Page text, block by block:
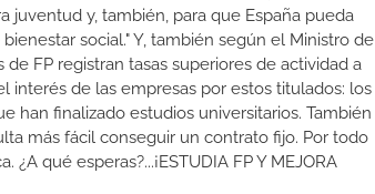
juventud y, también, para que España pueda
social." Y, también según el Ministro de
FP registran tasas superiores de actividad a
interés de las empresas por estos titulados: los
han finalizado estudios universitarios. También
más fácil conseguir un contrato fijo. Por todo
qué esperas?...¡ESTUDIA FP Y MEJORA